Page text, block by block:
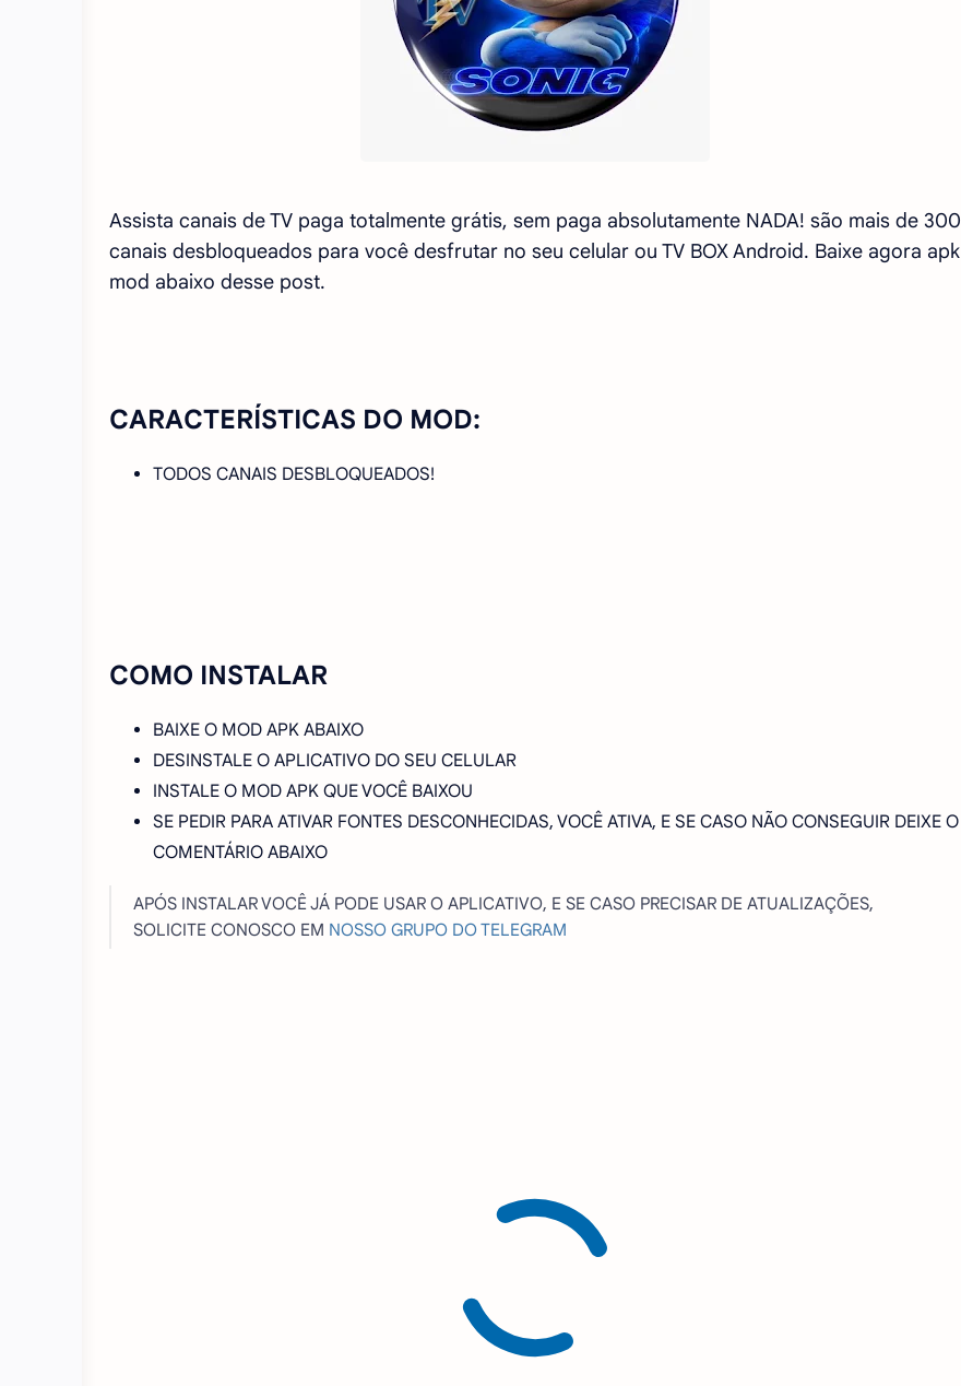
Assista canais de TV paga totalmente grátis, sem paga absolutamente NADA! são mais de 300
canais desbloqueados para você desfrutar no seu celular ou TV BOX Android. Baixe agora apk
mod abaixo desse post.
CARACTERÍSTICAS DO MOD:
TODOS CANAIS DESBLOQUEADOS!
COMO INSTALAR
BAIXE O MOD APK ABAIXO
DESINSTALE O APLICATIVO DO SEU CELULAR
INSTALE O MOD APK QUE VOCÊ BAIXOU
SE PEDIR PARA ATIVAR FONTES DESCONHECIDAS, VOCÊ ATIVA, E SE CASO NÃO CONSEGUIR DEIXE O
COMENTÁRIO ABAIXO
APÓS INSTALAR VOCÊ JÁ PODE USAR O APLICATIVO, E SE CASO PRECISAR DE ATUALIZAÇÕES,
SOLICITE CONOSCO EM NOSSO GRUPO DO TELEGRAM